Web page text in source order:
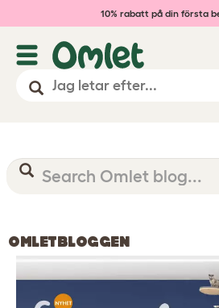
10% rabatt på din första
OMLETBLOGGEN